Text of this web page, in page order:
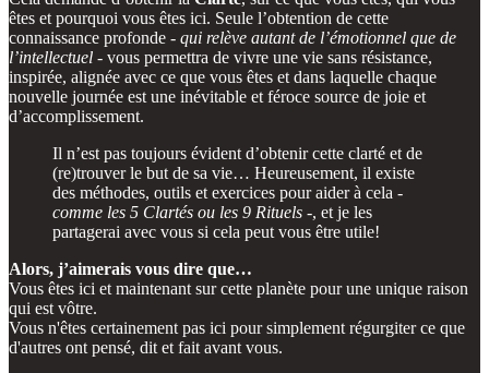
êtes et pourquoi vous êtes ici. Seule l’obtention de cette
connaissance profonde - qui relève autant de l’émotionnel que de
l’intellectuel - vous permettra de vivre une vie sans résistance,
inspirée, alignée avec ce que vous êtes et dans laquelle chaque
nouvelle journée est une inévitable et féroce source de joie et
d’accomplissement.
Il n’est pas toujours évident d’obtenir cette clarté et de
(re)trouver le but de sa vie… Heureusement, il existe
des méthodes, outils et exercices pour aider à cela -
comme les 5 Clartés ou les 9 Rituels -, et je les
partagerai avec vous si cela peut vous être utile!
Alors, j’aimerais vous dire que…
Vous êtes ici et maintenant sur cette planète pour une unique raison
qui est vôtre.
Vous n'êtes certainement pas ici pour simplement régurgiter ce que
d'autres ont pensé, dit et fait avant vous.